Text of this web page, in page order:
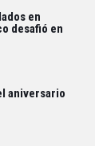
en
desafió en
aniversario